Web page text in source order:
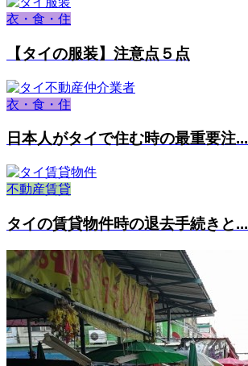
衣・食・住
【タイの服装】注意点５点
衣・食・住
日本人がタイで住む時の最重要注...
不動産賃貸
タイの賃貸物件時の退去手続きと...